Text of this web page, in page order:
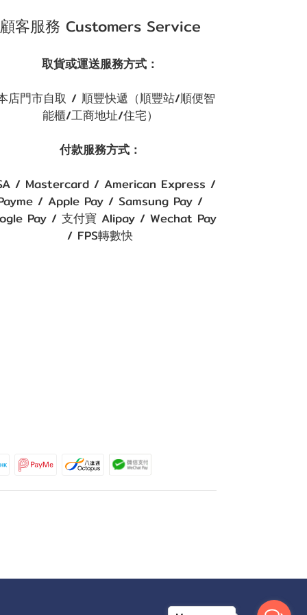
顧客服務 Customers Service
取貨或運送服務方式：
店門市自取 / 順豐快遞（順豐站/順便智
能櫃/工商地址/住宅）
付款服務方式：
/ Mastercard / American Express /
/ Apple Pay / Samsung Pay /
Pay / 支付寶 Alipay / Wechat Pay
/ FPS轉數快